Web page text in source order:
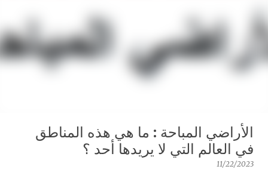
الأراضي المباحة : ما هي هذه المناطق
في العالم التي لا يريدها أحد ؟
11/22/2023